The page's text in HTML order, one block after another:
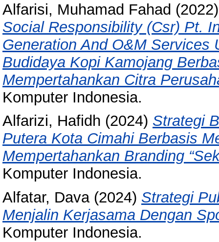
Alfarisi, Muhamad Fahad
Social Responsibility (Csr) Pt.
Generation And O&M Services
Budidaya Kopi Kamojang
Mempertahankan Citra
Komputer Indonesia.
Alfarizi, Hafidh (2024) Strategi
Putera Kota Cimahi Berbasis
Mempertahankan Branding
Komputer Indonesia.
Alfatar, Dava(2024) Strategi
Menjalin Kerjasama Dengan
Komputer Indonesia.